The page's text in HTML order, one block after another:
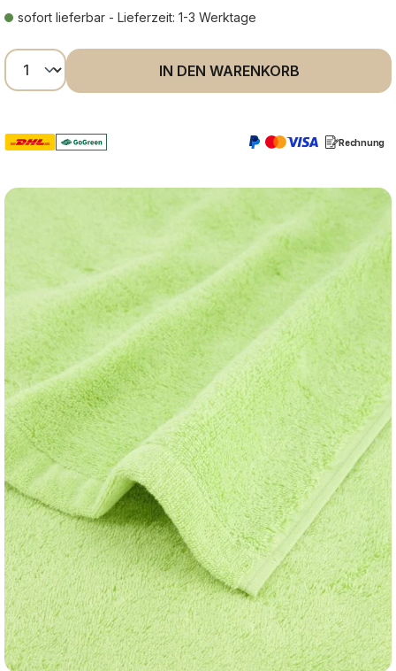
sofort lieferbar - Lieferzeit: 1-3 Werktage
Produkt Anzahl: Gib den gewünschten
IN DEN WARENKORB
Rechnung